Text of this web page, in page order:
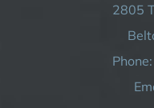
2805